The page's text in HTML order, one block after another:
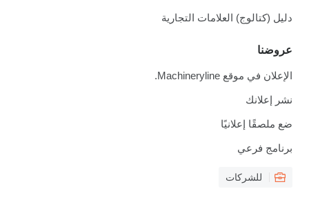
دليل (كتالوج) العلامات التجارية
عروضنا
الإعلان في موقع Machineryline.
نشر إعلانك
ضع ملصقًا إعلانيًا
برنامج فرعي
للشركات